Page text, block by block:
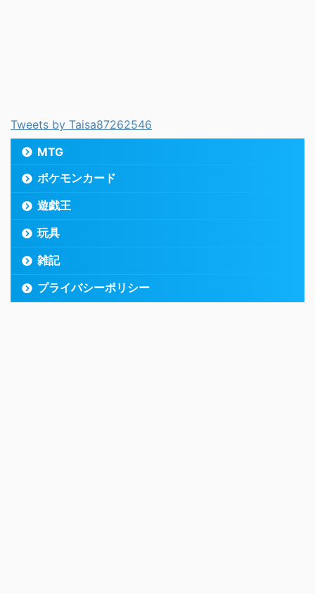
Tweets by Taisa87262546
MTG
ポケモンカード
遊戯王
玩具
雑記
プライバシーポリシー